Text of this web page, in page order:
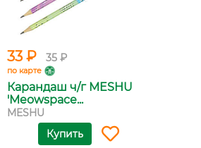
33 ₽ 35 ₽
по карте
Карандаш ч/г MESHU
'Meowspace...
MESHU
Купить